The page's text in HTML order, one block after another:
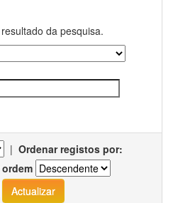
da pesquisa.
| Ordenar registos por:
ordem